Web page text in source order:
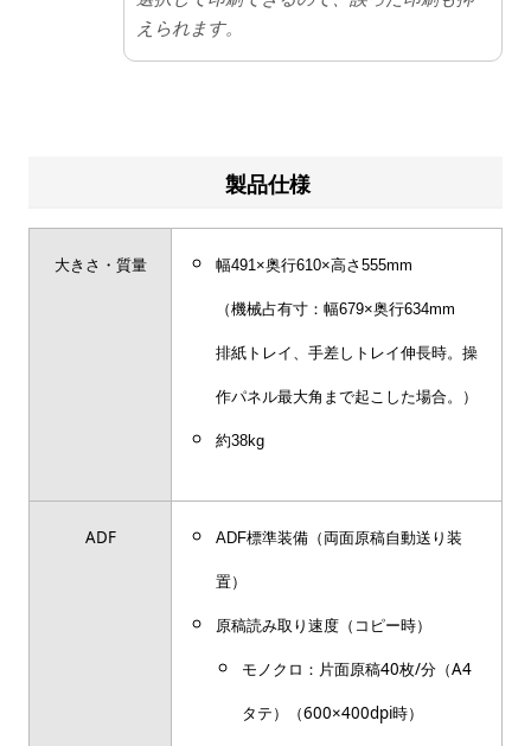
えられます。
製品仕様
大きさ・質量 幅491×奥行610×高さ555mm
（機械占有寸：幅679×奥行634mm
排紙トレイ、手差しトレイ伸長時。操
作パネル最大角まで起こした場合。）
約38kg
ADF ADF標準装備（両面原稿自動送り装
置）
原稿読み取り速度（コピー時）
モノクロ：片面原稿40枚/分（A4
タテ）（600×400dpi時）